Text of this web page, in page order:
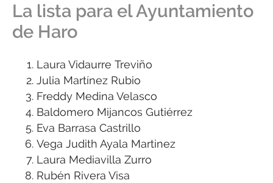
La lista para el Ayuntamiento
de Haro
Laura Vidaurre Treviño
Julia Martínez Rubio
Freddy Medina Velasco
Baldomero Mijancos Gutiérrez
Eva Barrasa Castrillo
Vega Judith Ayala Martinez
Laura Mediavilla Zurro
Rubén Rivera Visa